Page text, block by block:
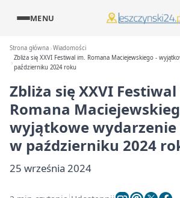
MENU
Strona główna Wiadomości
Zbliża się XXVI Festiwal im. Romana Maciejewskiego -
październiku 2024 roku
Zbliża się XXVI
Romana
wyjątkowe wydarzenie
w październiku 2024
25 września 2024